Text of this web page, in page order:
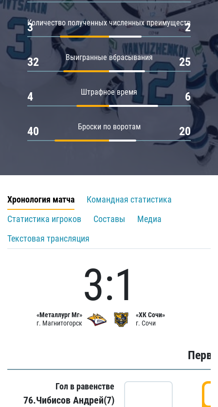
Количество полученных численных преимуществ
3 2
Выигранные вбрасывания
32 25
Штрафное время
4 6
Броски по воротам
40 20
Хронология матча
Командная статистика
Статистика игроков
Составы
Медиа
Текстовая трансляция
«Металлург Мг»
г. Магнитогорск
3:1
«ХК Сочи»
г. Сочи
Гол в равенстве
76.Чибисов Андрей(7)